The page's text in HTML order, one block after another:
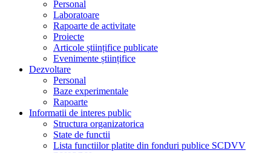
Personal
Laboratoare
Rapoarte de activitate
Proiecte
Articole științifice publicate
Evenimente științifice
Dezvoltare
Personal
Baze experimentale
Rapoarte
Informatii de interes public
Structura organizatorica
State de functii
Lista functiilor platite din fonduri publice SCDVV